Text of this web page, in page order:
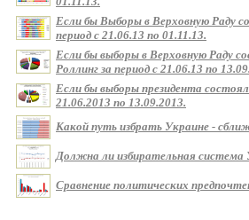
Если бы Выборы в Верховную Раду
период с 21.06.13 по 01.11.13.
Если бы выборы в Верховную Раду
Роллинг за период с 21.06.13 по
Если бы выборы президента
21.06.2013 по 13.09.2013.
Какой путь избрать Украине -
Должна ли избирательная система
Сравнение политических